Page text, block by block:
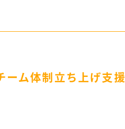
ーム体制立ち上げ支援